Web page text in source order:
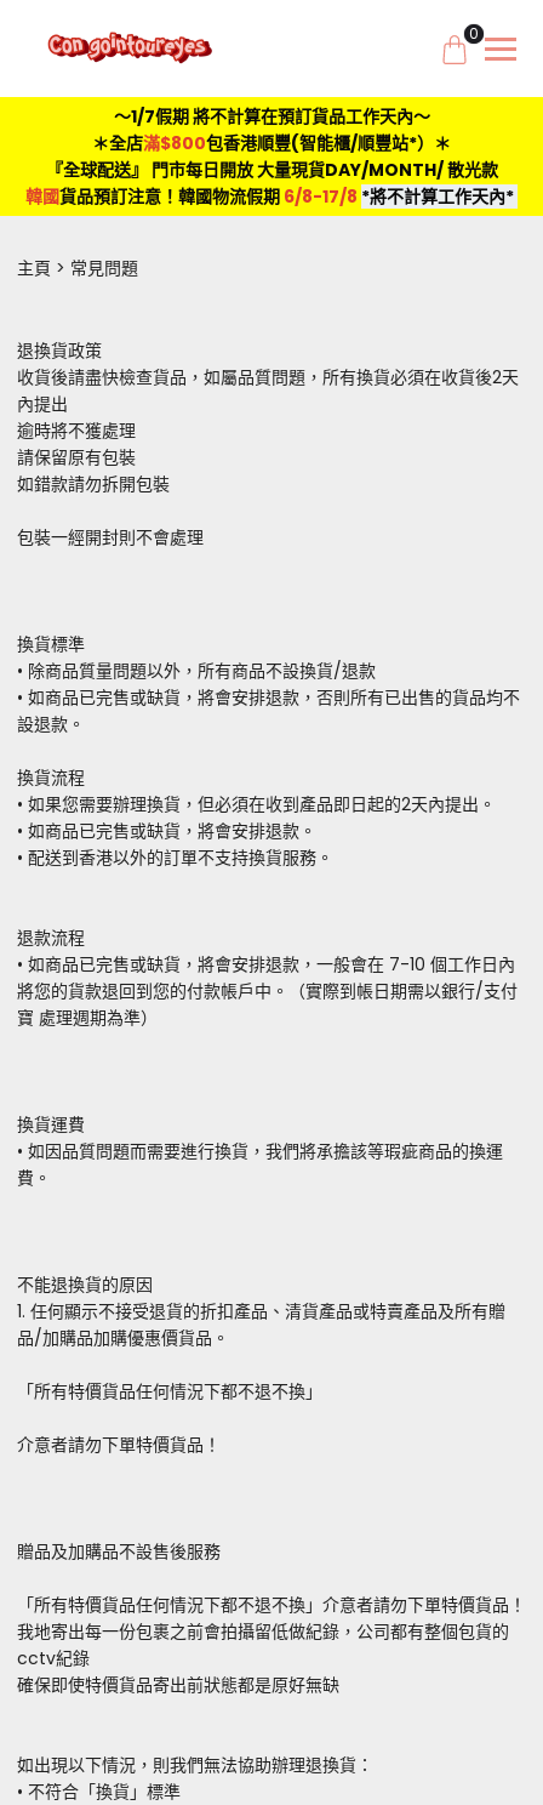
0
～1/7假期 將不計算在預訂貨品工作天內～
＊全店滿$800包香港順豐(智能櫃/順豐站*）＊
『全球配送』 門市每日開放 大量現貨DAY/MONTH/ 散光款
韓國貨品預訂注意！韓國物流假期 6/8-17/8 *將不計算工作天內*
主頁 常見問題
退換貨政策
收貨後請盡快檢查貨品，如屬品質問題，所有換貨必須在收貨後2天
內提出
逾時將不獲處理
請保留原有包裝
如錯款請勿拆開包裝
包裝一經開封則不會處理
換貨標準
• 除商品質量問題以外，所有商品不設換貨/退款
• 如商品已完售或缺貨，將會安排退款，否則所有已出售的貨品均不
設退款。
換貨流程
• 如果您需要辦理換貨，但必須在收到產品即日起的2天內提出。
• 如商品已完售或缺貨，將會安排退款。
• 配送到香港以外的訂單不支持換貨服務。
退款流程
• 如商品已完售或缺貨，將會安排退款，一般會在 7-10 個工作日內
將您的貨款退回到您的付款帳戶中。（實際到帳日期需以銀行/支付
寶 處理週期為準）
換貨運費
• 如因品質問題而需要進行換貨，我們將承擔該等瑕疵商品的換運
費。
不能退換貨的原因
1. 任何顯示不接受退貨的折扣產品、清貨產品或特賣產品及所有贈
品/加購品加購優惠價貨品。
「所有特價貨品任何情況下都不退不換」
介意者請勿下單特價貨品！
贈品及加購品不設售後服務
「所有特價貨品任何情況下都不退不換」介意者請勿下單特價貨品！
我地寄出每一份包裹之前會拍攝留低做紀錄，公司都有整個包貨的
cctv紀錄
確保即使特價貨品寄出前狀態都是原好無缺
如出現以下情況，則我們無法協助辦理退換貨：
• 不符合「換貨」標準